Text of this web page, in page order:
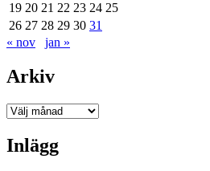
19 20 21 22 23 24 25
26 27 28 29 30 31
« nov
jan »
Arkiv
Arkiv
Inlägg